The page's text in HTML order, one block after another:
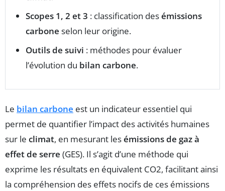
Scopes 1, 2 et 3 : classification desémissions
carbone selon leur origine.
Outils de suivi : méthodes pour évaluer
l’évolution du bilan carbone.
Le bilan carbone est un indicateur essentiel qui
permet de quantifier l’impact des activités humaines
sur le climat, en mesurant lesémissions de gaz à
effet de serre (GES). Il s’agit d’une méthode qui
exprime les résultats en équivalent CO2, facilitant ainsi
la compréhension des effets nocifs de ces émissions